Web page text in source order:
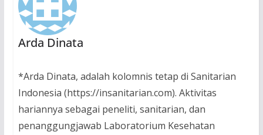
Arda Dinata
*Arda Dinata, adalah kolomnis tetap di Sanitarian
Indonesia (https://insanitarian.com). Aktivitas
hariannya sebagai peneliti, sanitarian, dan
penanggungjawab Laboratorium Kesehatan